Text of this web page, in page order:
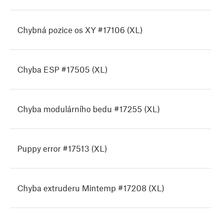
Chybná pozice os XY #17106 (XL)
Chyba ESP #17505 (XL)
Chyba modulárního bedu #17255 (XL)
Puppy error #17513 (XL)
Chyba extruderu Mintemp #17208 (XL)